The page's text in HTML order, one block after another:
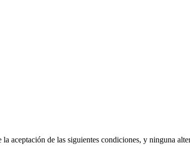
aceptación de las siguientes condiciones, y ninguna